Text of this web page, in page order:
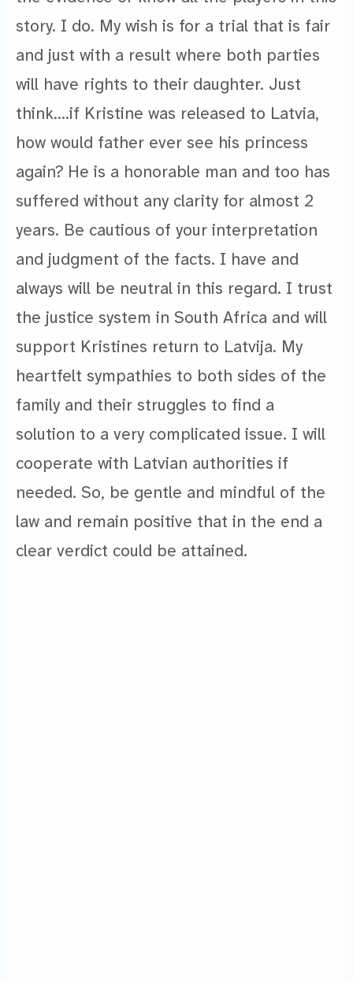
story. I do. My wish is for a trial that is fair
and just with a result where both parties
will have rights to their daughter. Just
think….if Kristine was released to Latvia,
how would father ever see his princess
again? He is a honorable man and too has
suffered without any clarity for almost 2
years. Be cautious of your interpretation
and judgment of the facts. I have and
always will be neutral in this regard. I trust
the justice system in South Africa and will
support Kristines return to Latvija. My
heartfelt sympathies to both sides of the
family and their struggles to find a
solution to a very complicated issue. I will
cooperate with Latvian authorities if
needed. So, be gentle and mindful of the
law and remain positive that in the end a
clear verdict could be attained.